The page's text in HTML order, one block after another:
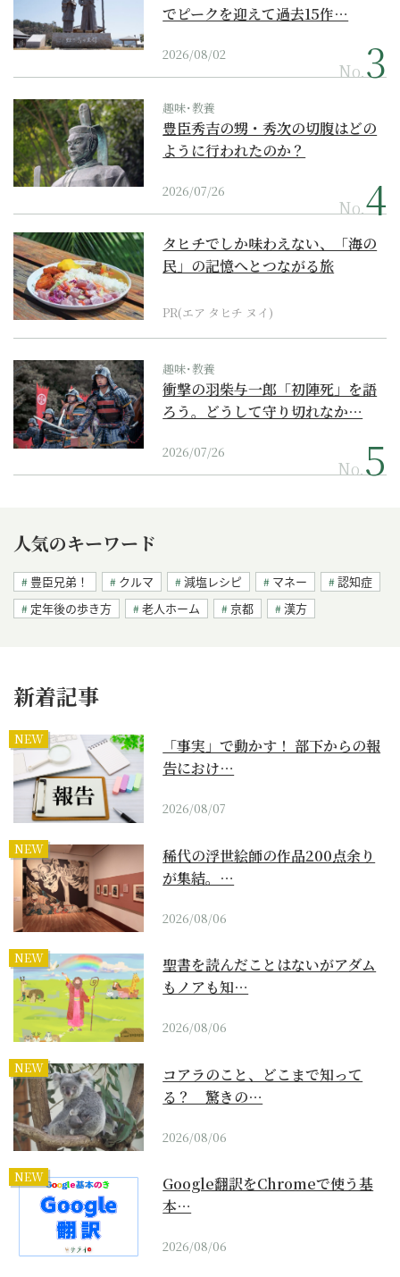
でピークを迎えて過去15作…
2026/08/02
No.
趣味･教養
豊臣秀吉の甥・秀次の切腹はどの
ように行われたのか？
2026/07/26
No.
タヒチでしか味わえない、「海の
民」の記憶へとつながる旅
PR(エア タヒチ ヌイ)
趣味･教養
衝撃の羽柴与一郎「初陣死」を語
ろう。どうして守り切れなか…
2026/07/26
No.
人気のキーワード
豊臣兄弟！ クルマ 減塩レシピ マネー
認知症
定年後の歩き方
老人ホーム 京都 漢方
新着記事
NEW
「事実」で動かす！ 部下からの報
告におけ…
2026/08/07
NEW
稀代の浮世絵師の作品200点余り
が集結。…
2026/08/06
NEW
聖書を読んだことはないがアダム
もノアも知…
2026/08/06
NEW
コアラのこと、どこまで知って
る？ 驚きの…
2026/08/06
NEW
Google翻訳をChromeで使う基
本…
2026/08/06